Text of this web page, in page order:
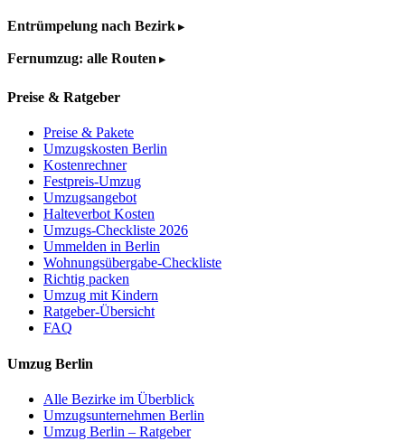
Entrümpelung nach Bezirk
Fernumzug: alle Routen
Preise & Ratgeber
Preise & Pakete
Umzugskosten Berlin
Kostenrechner
Festpreis-Umzug
Umzugsangebot
Halteverbot Kosten
Umzugs-Checkliste 2026
Ummelden in Berlin
Wohnungsübergabe-Checkliste
Richtig packen
Umzug mit Kindern
Ratgeber-Übersicht
FAQ
Umzug Berlin
Alle Bezirke im Überblick
Umzugsunternehmen Berlin
Umzug Berlin – Ratgeber